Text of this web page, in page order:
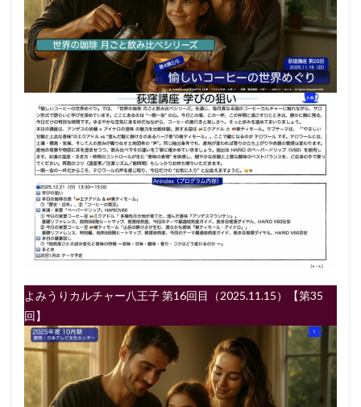
よみうりカルチャー八王子 第16回目（2025.11.15）【第35
回】